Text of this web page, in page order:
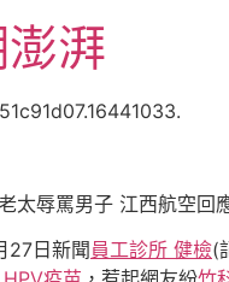
湃
太辱罵男子 江西航空回
27日新聞員工診所 健檢(